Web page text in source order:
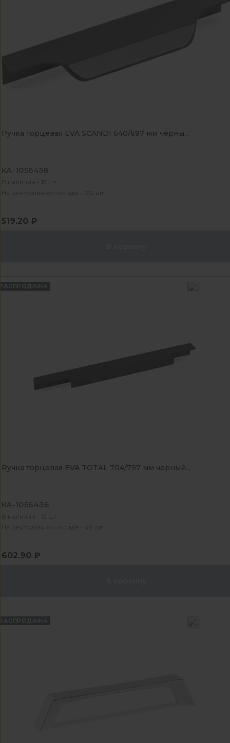
Ручка торцевая EVA SCANDI 640/697 мм чёрны...
КА-1056458
В наличии - 13 шт
На центральном складе - 212 шт
519.20 ₽
Ручка торцевая EVA TOTAL 704/797 мм чёрный...
КА-1056436
В наличии - 12 шт
На центральном складе - 48 шт
602.90 ₽